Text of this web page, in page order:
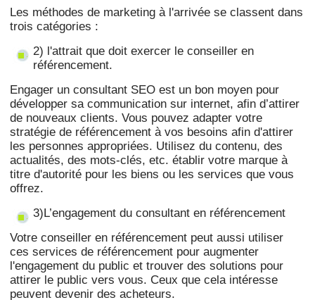
Les méthodes de marketing à l'arrivée se classent dans
trois catégories :
2) l'attrait que doit exercer le conseiller en
référencement.
Engager un consultant SEO est un bon moyen pour
développer sa communication sur internet, afin d’attirer
de nouveaux clients. Vous pouvez adapter votre
stratégie de référencement à vos besoins afin d'attirer
les personnes appropriées. Utilisez du contenu, des
actualités, des mots-clés, etc. établir votre marque à
titre d'autorité pour les biens ou les services que vous
offrez.
3)L’engagement du consultant en référencement
Votre conseiller en référencement peut aussi utiliser
ces services de référencement pour augmenter
l'engagement du public et trouver des solutions pour
attirer le public vers vous. Ceux que cela intéresse
peuvent devenir des acheteurs.